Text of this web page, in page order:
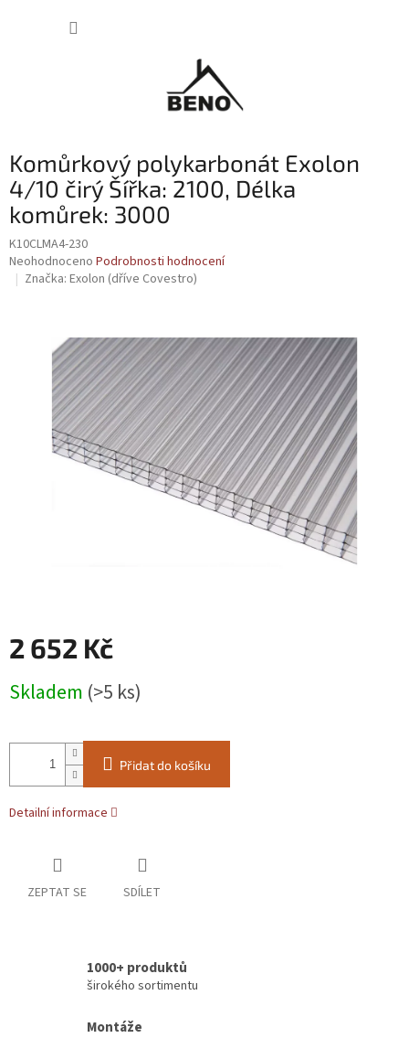
Komůrkový polykarbonát Exolon
4/10 čirý Šířka: 2100, Délka
komůrek: 3000
K10CLMA4-230
Průměrné
hodnocení
hvězdiček.
Neohodnoceno Podrobnosti hodnocení
Značka: Exolon (dříve Covestro)
2 652 Kč
cena:
Skladem (>5 ks)
Přidat do košíku
Detailní informace
ZEPTAT SE SDÍLET
1000+ produktů
širokého sortimentu
Montáže